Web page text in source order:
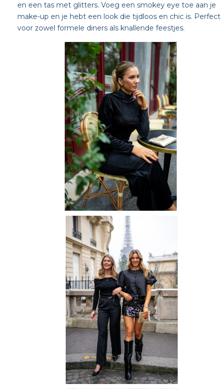
en een tas met glitters. Voeg een smokey eye toe aan je
make-up en je hebt een look die tijdloos en chic is. Perfect
voor zowel formele diners als knallende feestjes.